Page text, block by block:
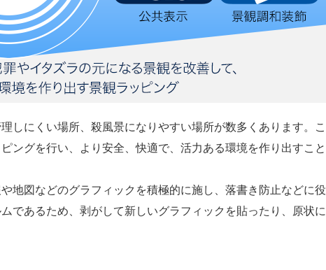
しにくい場所、殺風景になりやすい場所が数多くあります。こ
ングを行い、より安全、快適で、活力ある環境を作り出すこと
地図などのグラフィックを積極的に施し、落書き防止などに役
であるため、剥がして新しいグラフィックを貼ったり、原状に